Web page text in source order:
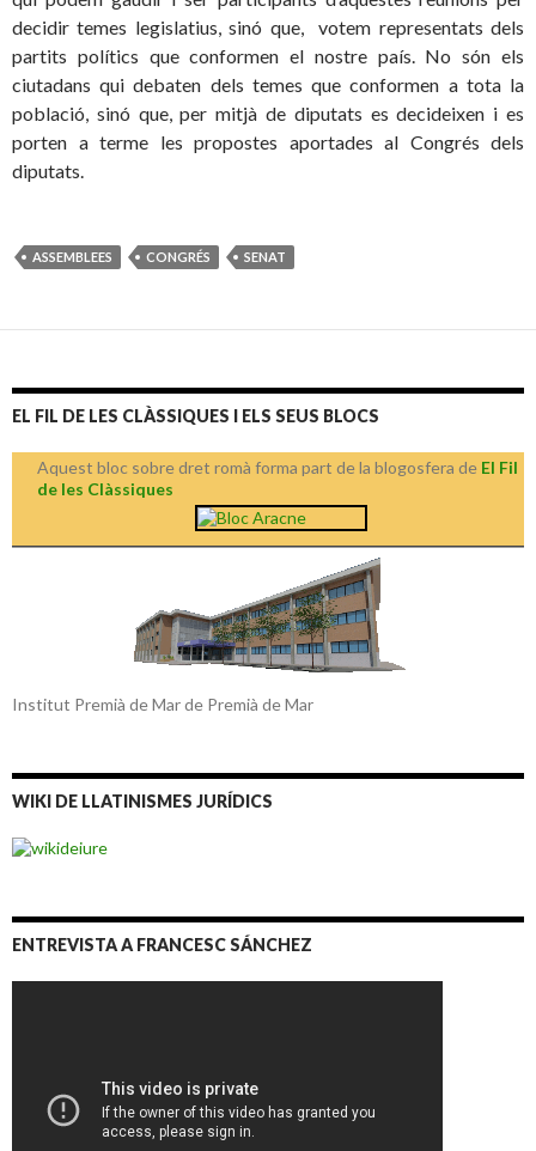
decidir temes legislatius, sinó que, votem representats dels
partits polítics que conformen el nostre país. No són els
ciutadans qui debaten dels temes que conformen a tota la
població, sinó que, per mitjà de diputats es decideixen i es
porten a terme les propostes aportades al Congrés dels
diputats.
ASSEMBLEES CONGRÉS SENAT
EL FIL DE LES CLÀSSIQUES I ELS SEUS BLOCS
Aquest bloc sobre dret romà forma part de la blogosfera de El Fil
de les Clàssiques
Institut Premià de Mar de Premià de Mar
WIKI DE LLATINISMES JURÍDICS
ENTREVISTA A FRANCESC SÁNCHEZ